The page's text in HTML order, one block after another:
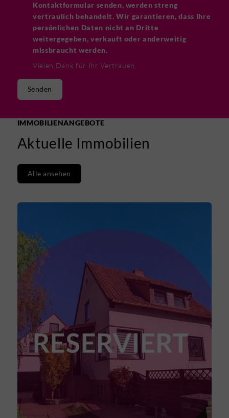
Kontaktformular senden, werden streng
vertraulich behandelt. Wir garantieren, dass Ihre
persönlichen Daten nicht an Dritte
weitergegeben, verkauft oder anderweitig
missbraucht werden.
Vielen Dank für Ihr Vertrauen.
Senden
IMMOBILIENANGEBOTE
Aktuelle Immobilien
Alle ansehen